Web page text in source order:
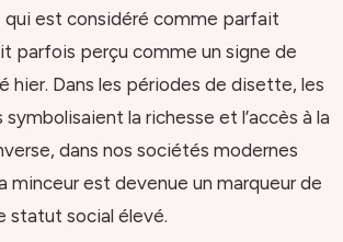
est considéré comme parfait
parfois perçu comme un signe de
hier. Dans les périodes de disette, les
la richesse et l’accès à la
dans nos sociétés modernes
minceur est devenue un marqueur de
statut social élevé.